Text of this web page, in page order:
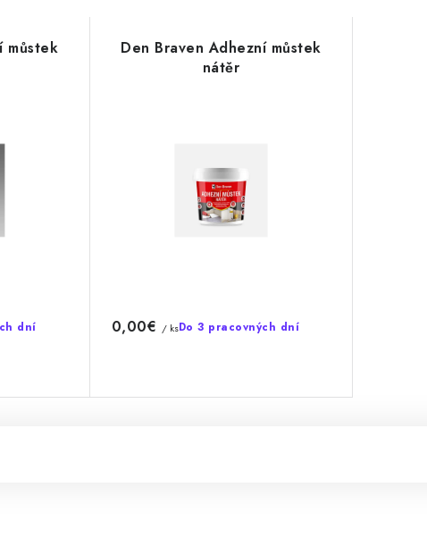
můstek
dní
Den Braven Adhezní můstek
nátěr
0,00€ / ksDo 3 pracovných dní